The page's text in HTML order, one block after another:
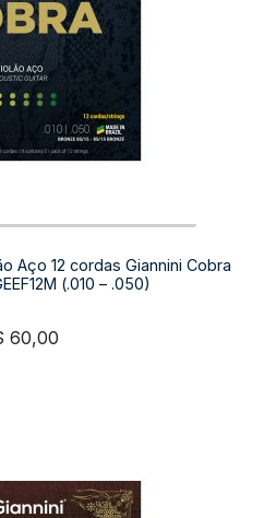
Aço 12 cordas Giannini Cobra
(.010 – .050)
60,00